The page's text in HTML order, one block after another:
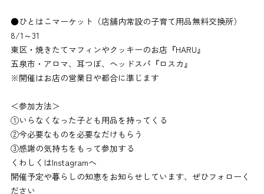
●ひとはこマーケット（店舗内常設の子育て用品無料交換所）
8/1～31
東区・焼きたてマフィンやクッキーのお店『HARU』
五泉市・アロマ、耳つぼ、ヘッドスパ『ロスカ』
※開催はお店の営業日や都合に準じます
＜参加方法＞
①いらなくなった子ども用品を持ってくる
②今必要なものを必要なだけもらう
③感謝の気持ちをもって参加する
くわしくはInstagramへ
開催予定や暮らしの知恵をお知らせしています、ぜひフォローく
ださい